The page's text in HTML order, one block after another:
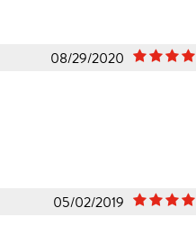
08/29/2020
05/02/2019